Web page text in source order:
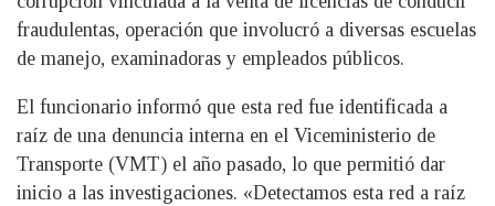
fraudulentas, operación que involucró a diversas escuelas
de manejo, examinadoras y empleados públicos.
El funcionario informó que esta red fue identificada a
raíz de una denuncia interna en el Viceministerio de
Transporte (VMT) el año pasado, lo que permitió dar
inicio a las investigaciones. «Detectamos esta red a raíz